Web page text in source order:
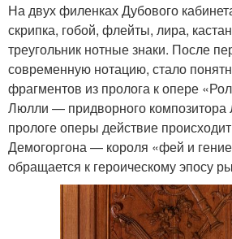
На двух филенках Дубового
скрипка, гобой, флейты, лира,
треугольник нотные знаки. После
современную нотацию, стало
фрагментов из пролога к опере
Люлли — придворного композитора
прологе оперы действие
Демогоргона — короля «фей и
обращается к героическому эпосу